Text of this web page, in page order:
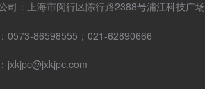
司：上海市闵行区陈行路2388号浦江科技广
0573-86598555；021-62890666
jxkjpc@jxkjpc.com